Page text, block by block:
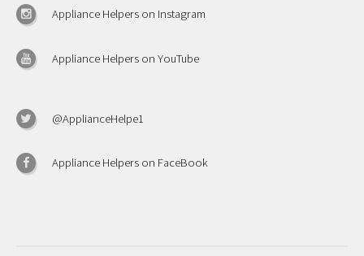
Appliance Helpers on Instagram
Appliance Helpers on YouTube
@ApplianceHelpe1
Appliance Helpers on FaceBook